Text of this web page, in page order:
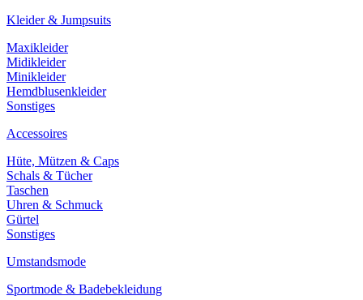
Kleider & Jumpsuits
Maxikleider
Midikleider
Minikleider
Hemdblusenkleider
Sonstiges
Accessoires
Hüte, Mützen & Caps
Schals & Tücher
Taschen
Uhren & Schmuck
Gürtel
Sonstiges
Umstandsmode
Sportmode & Badebekleidung